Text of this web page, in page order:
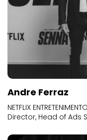
Andre Ferraz
NETFLIX
Director, Head of Ads